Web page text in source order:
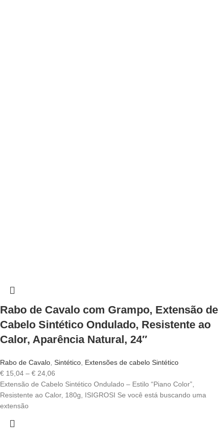
Rabo de Cavalo com Grampo, Extensão de
Cabelo Sintético Ondulado, Resistente ao
Calor, Aparência Natural, 24″
Rabo de Cavalo, Sintético, Extensões de cabelo Sintético
€ 15,04 – € 24,06
range:
€ 15,04
Extensão de Cabelo Sintético Ondulado – Estilo “Piano Color”,
Resistente ao Calor, 180g, ISIGROSI Se você está buscando uma
extensão